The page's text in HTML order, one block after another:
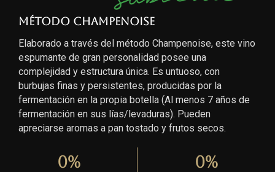
Método Champenoise
Elaborado a través del método Champenoise, este vino
espumante de gran personalidad posee una
complejidad y estructura única. Es untuoso, con
burbujas finas y persistentes, producidas por la
fermentación en la propia botella (Al menos 7 años de
fermentación en sus lías/levaduras). Pueden
apreciarse aromas a pan tostado y frutos secos.
0% 0%